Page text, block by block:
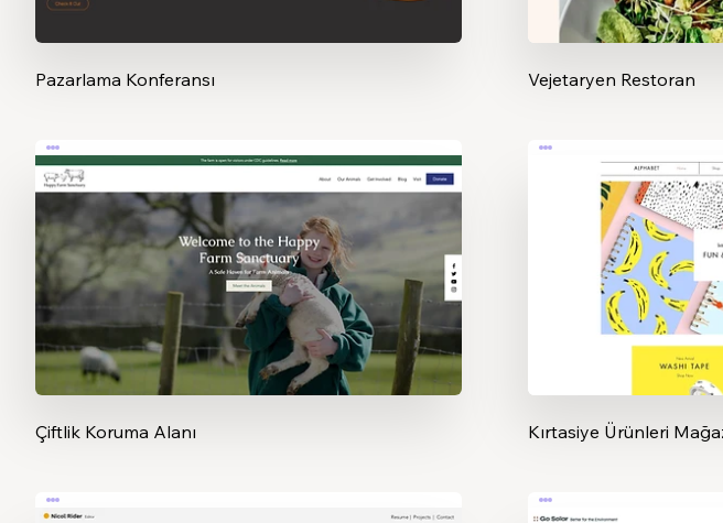
Pazarlama Konferansı Vejetaryen Restoran
Çiftlik Koruma Alanı Kırtasiye Ürünleri